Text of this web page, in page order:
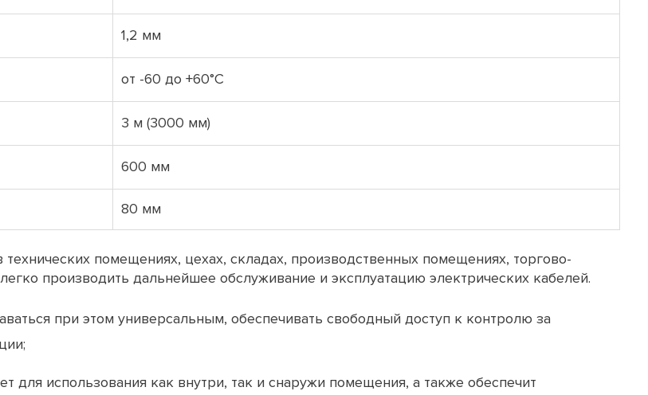
1,2 мм
от -60 до +60°С
3 м (3000 мм)
600 мм
80 мм
помещениях, цехах, складах, производственных помещениях, торгово-
производить дальнейшее обслуживание и эксплуатацию электрических кабелей.
при этом универсальным, обеспечивать свободный доступ к контролю за
для использования как внутри, так и снаружи помещения, а также обеспечит